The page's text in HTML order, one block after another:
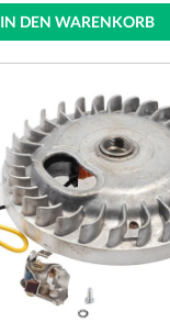
IN DEN WARENKORB